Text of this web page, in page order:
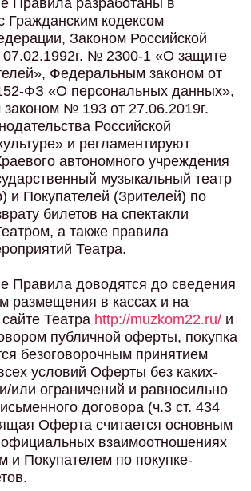
Правила разработаны в
Гражданским кодексом
Законом Российской
№ 2300-1 «О защите
Федеральным законом от
ФЗ «О персональных данных»,
№ 193 от 27.06.2019г.
Российской
и регламентируют
автономного учреждения
музыкальный театр
и Покупателей (Зрителей) по
билетов на спектакли
а также правила
Театра.
Правила доводятся до сведения
размещения в кассах и на
Театра http://muzkom22.ru/ и
публичной оферты, покупка
безоговорочным принятием
условий Оферты без каких-
или ограничений и равносильно
договора (ч.3 ст. 434
Оферта считается основным
взаимоотношениях
и Покупателем по покупке-